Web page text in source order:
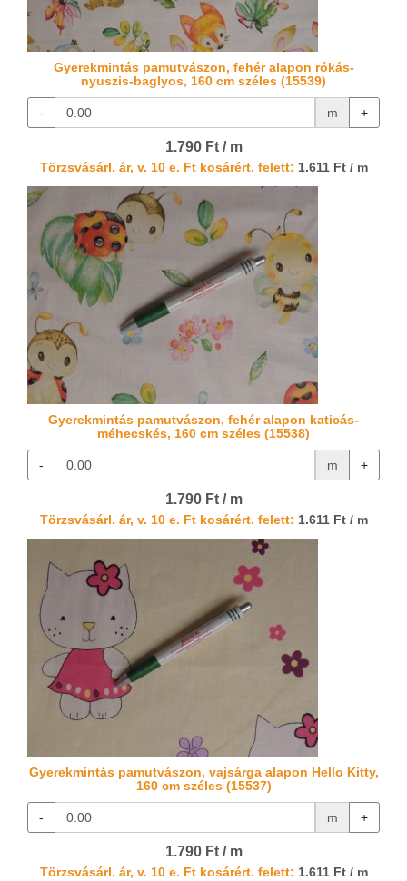
Gyerekmintás pamutvászon, fehér alapon rókás-
nyuszis-baglyos, 160 cm széles (15539)
- m +
1.790 Ft / m
Törzsvásárl. ár, v. 10 e. Ft kosárért. felett: 1.611 Ft / m
Gyerekmintás pamutvászon, fehér alapon katicás-
méhecskés, 160 cm széles (15538)
- m +
1.790 Ft / m
Törzsvásárl. ár, v. 10 e. Ft kosárért. felett: 1.611 Ft / m
Gyerekmintás pamutvászon, vajsárga alapon Hello Kitty,
160 cm széles (15537)
- m +
1.790 Ft / m
Törzsvásárl. ár, v. 10 e. Ft kosárért. felett: 1.611 Ft / m